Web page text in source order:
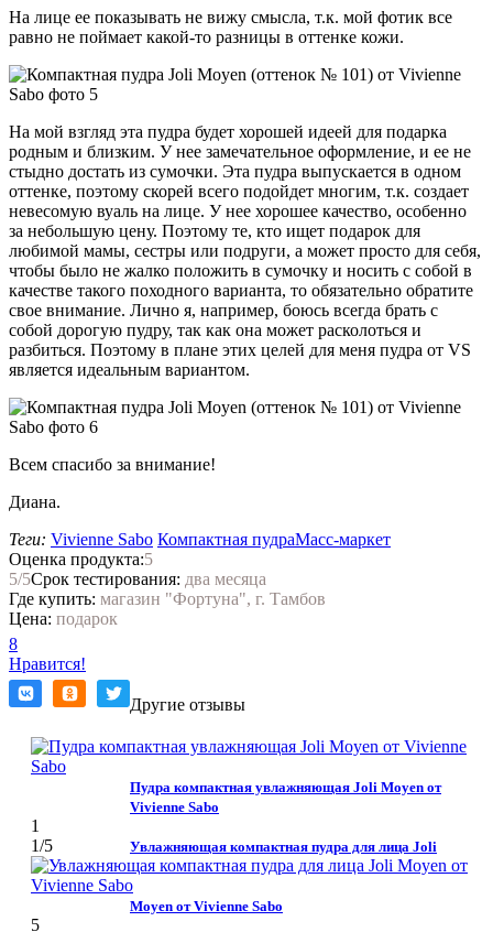
На лице ее показывать не вижу смысла, т.к. мой фотик все
равно не поймает какой-то разницы в оттенке кожи.
На мой взгляд эта пудра будет хорошей идеей для подарка
родным и близким. У нее замечательное оформление, и ее не
стыдно достать из сумочки. Эта пудра выпускается в одном
оттенке, поэтому скорей всего подойдет многим, т.к. создает
невесомую вуаль на лице. У нее хорошее качество, особенно
за небольшую цену. Поэтому те, кто ищет подарок для
любимой мамы, сестры или подруги, а может просто для себя,
чтобы было не жалко положить в сумочку и носить с собой в
качестве такого походного варианта, то обязательно обратите
свое внимание. Лично я, например, боюсь всегда брать с
собой дорогую пудру, так как она может расколоться и
разбиться. Поэтому в плане этих целей для меня пудра от VS
является идеальным вариантом.
Всем спасибо за внимание!
Диана.
Теги: Vivienne Sabo Компактная пудраМасс-маркет
Оценка продукта:5
5/5Срок тестирования: два месяца
Где купить: магазин "Фортуна", г. Тамбов
Цена: подарок
8
Нравится!
Другие отзывы
Пудра компактная увлажняющая Joli Moyen от
Vivienne Sabo
1
1/5 Увлажняющая компактная пудра для лица Joli
Moyen от Vivienne Sabo
5